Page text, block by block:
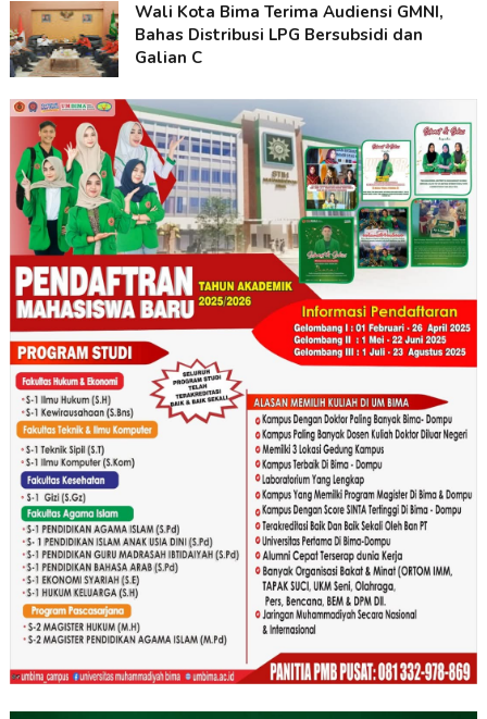
Wali Kota Bima Terima Audiensi GMNI,
Bahas Distribusi LPG Bersubsidi dan
Galian C